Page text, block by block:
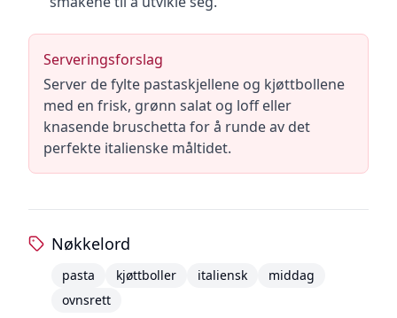
Serveringsforslag
Server de fylte pastaskjellene og kjøttbollene
med en frisk, grønn salat og loff eller
knasende bruschetta for å runde av det
perfekte italienske måltidet.
Nøkkelord
pasta kjøttboller italiensk
middag
ovnsrett